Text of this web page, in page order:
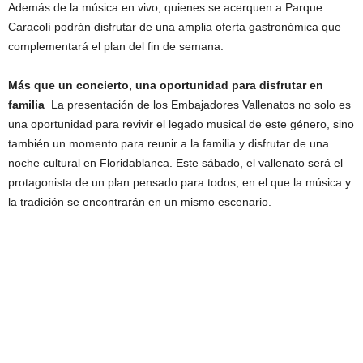
Además de la música en vivo, quienes se acerquen a Parque
Caracolí podrán disfrutar de una amplia oferta gastronómica que
complementará el plan del fin de semana.
Más que un concierto, una oportunidad para disfrutar en
familia La presentación de los Embajadores Vallenatos no solo es
una oportunidad para revivir el legado musical de este género, sino
también un momento para reunir a la familia y disfrutar de una
noche cultural en Floridablanca. Este sábado, el vallenato será el
protagonista de un plan pensado para todos, en el que la música y
la tradición se encontrarán en un mismo escenario.